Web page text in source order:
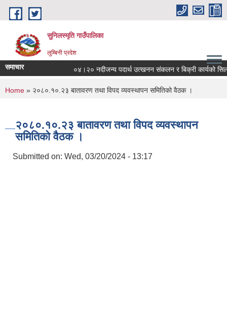
Skip to main content
सुनिलस्मृति गाउँपालिका
लुम्बिनी प्रदेश
समाचार ०४।२० नदीजन्य पदार्थ उत्खनन संकलन र बिक्री कार्यको
You are here
Home » २०८०.१०.२३ बातावरण तथा विपद व्यवस्थापन समितिको वैठक ।
२०८०.१०.२३ बातावरण तथा विपद व्यवस्थापन
समितिको वैठक ।
Submitted on: Wed, 03/20/2024 - 13:17